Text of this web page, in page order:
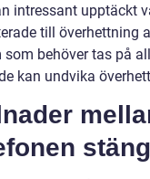
intressant upptäckt
till överhettning
som behöver tas på
kan undvika